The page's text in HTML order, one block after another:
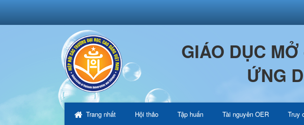
GIÁO DỤC
ỨNG
Trang nhất Hội thảo Tập huấn Tài nguyên OER Truy